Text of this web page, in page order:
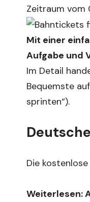
Zeitraum vom
Mit einer
Aufgabe und
Im Detail
Bequemste
sprinten“).
Die
Weiterlesen: